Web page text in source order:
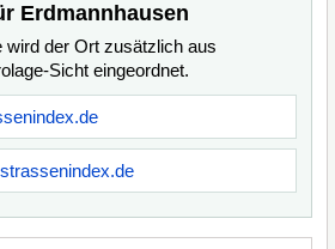
Erdmannhausen
wird der Ort zusätzlich aus
Sicht eingeordnet.